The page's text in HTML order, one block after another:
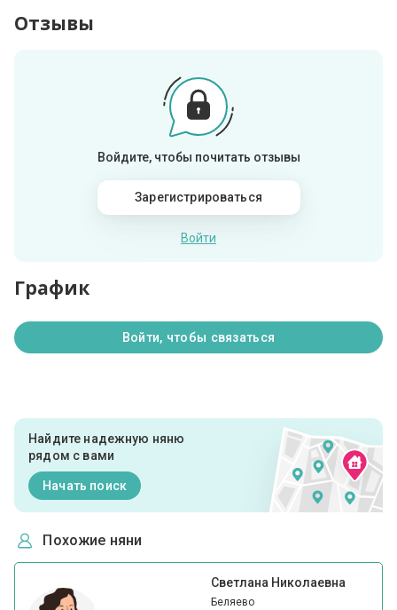
Отзывы
Войдите, чтобы почитать отзывы
Зарегистрироваться
Войти
График
Войти, чтобы связаться
Найдите надежную няню
рядом с вами
Начать поиск
Похожие няни
Светлана Николаевна
Беляево